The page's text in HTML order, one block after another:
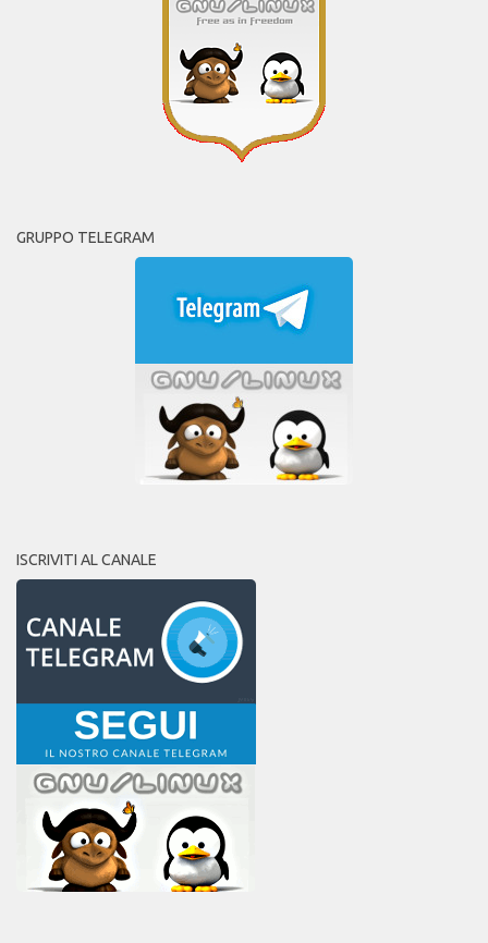
GRUPPO TELEGRAM
ISCRIVITI AL CANALE